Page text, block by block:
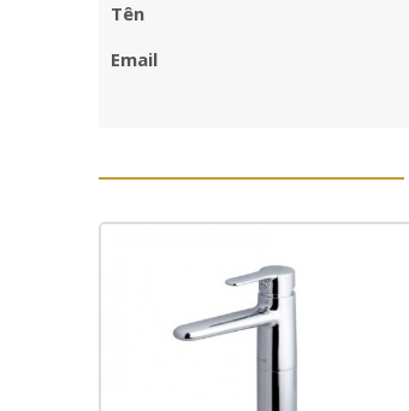
Tên
Email